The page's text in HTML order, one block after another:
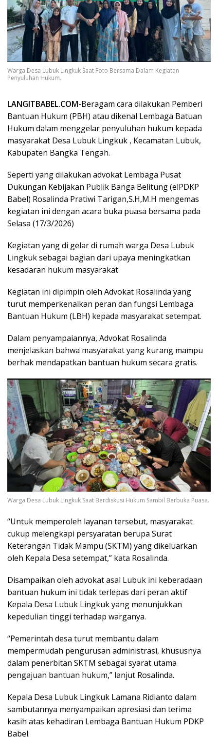
Warga Desa Lubuk Lingkuk Saat Foto Bersama Dalam Kegiatan
Penyuluhan Hukum.
LANGITBABEL.COM-Beragam cara dilakukan Pemberi
Bantuan Hukum (PBH) atau dikenal Lembaga Batuan
Hukum dalam menggelar penyuluhan hukum kepada
masyarakat Desa Lubuk Lingkuk , Kecamatan Lubuk,
Kabupaten Bangka Tengah.
Seperti yang dilakukan advokat Lembaga Pusat
Dukungan Kebijakan Publik Banga Belitung (elPDKP
Babel) Rosalinda Pratiwi Tarigan,S.H,M.H mengemas
kegiatan ini dengan acara buka puasa bersama pada
Selasa (17/3/2026)
Kegiatan yang di gelar di rumah warga Desa Lubuk
Lingkuk sebagai bagian dari upaya meningkatkan
kesadaran hukum masyarakat.
Kegiatan ini dipimpin oleh Advokat Rosalinda yang
turut memperkenalkan peran dan fungsi Lembaga
Bantuan Hukum (LBH) kepada masyarakat setempat.
Dalam penyampaiannya, Advokat Rosalinda
menjelaskan bahwa masyarakat yang kurang mampu
berhak mendapatkan bantuan hukum secara gratis.
Warga Desa Lubuk Lingkuk Saat Berdiskusi Hukum Sambil Berbuka Puasa.
“Untuk memperoleh layanan tersebut, masyarakat
cukup melengkapi persyaratan berupa Surat
Keterangan Tidak Mampu (SKTM) yang dikeluarkan
oleh Kepala Desa setempat,” kata Rosalinda.
Disampaikan oleh advokat asal Lubuk ini keberadaan
bantuan hukum ini tidak terlepas dari peran aktif
Kepala Desa Lubuk Lingkuk yang menunjukkan
kepedulian tinggi terhadap warganya.
“Pemerintah desa turut membantu dalam
mempermudah pengurusan administrasi, khususnya
dalam penerbitan SKTM sebagai syarat utama
pengajuan bantuan hukum,” lanjut Rosalinda.
Kepala Desa Lubuk Lingkuk Lamana Ridianto dalam
sambutannya menyampaikan apresiasi dan terima
kasih atas kehadiran Lembaga Bantuan Hukum PDKP
Babel.